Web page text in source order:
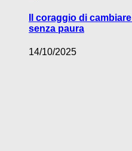
Il coraggio di
senza paura
14/10/2025